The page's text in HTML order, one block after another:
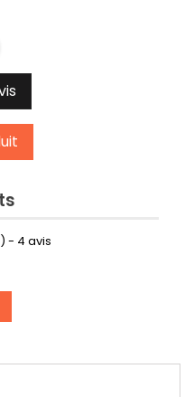
- 4 avis